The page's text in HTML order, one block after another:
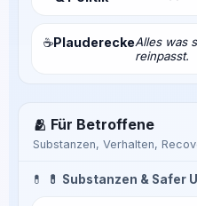
☕PlaudereckeAlles was
reinpasst.
🫂 Für Betroffene
Substanzen, Verhalten,
💊 💊 Substanzen & Safer